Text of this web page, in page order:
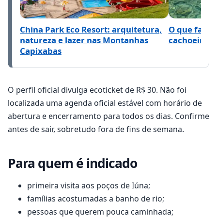
China Park Eco Resort: arquitetura,
natureza e lazer nas Montanhas
Capixabas
O que
cachoeiras
O perfil oficial divulga ecoticket de R$ 30. Não foi
localizada uma agenda oficial estável com horário de
abertura e encerramento para todos os dias. Confirme
antes de sair, sobretudo fora de fins de semana.
Para quem é indicado
primeira visita aos poços de Iúna;
famílias acostumadas a banho de rio;
pessoas que querem pouca caminhada;